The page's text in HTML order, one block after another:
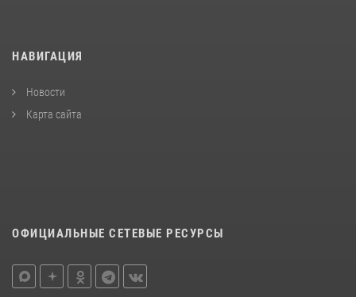
НАВИГАЦИЯ
Новости
Карта сайта
ОФИЦИАЛЬНЫЕ СЕТЕВЫЕ РЕСУРСЫ